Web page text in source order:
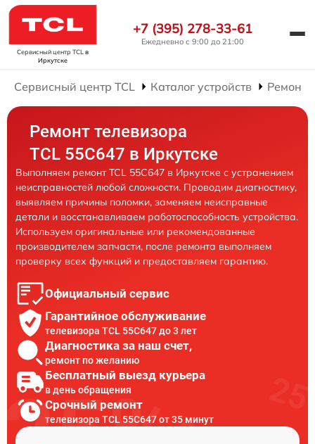
Сервисный центр TCL в
Иркутске
+7 (395) 278-33-61
Ежедневно с 9:00 до 21:00
Сервисный центр TCL Каталог устройств Ремонт
Ремонт телевизора
TCL 55C647 в Иркутске
Выполняем ремонт TCL 55C647 в Иркутске с устранением
неисправностей любой сложности. Проводим диагностику,
выявляем причины поломки, заменяем неисправные
детали и восстанавливаем работоспособность устройства.
Используем оригинальные или рекомендованные
производителем запчасти, после ремонта выполняем
проверку всех функций и предоставляем гарантию.
Официальный сервис
Гарантийное обслуживание
телевизора TCL 55C647 до 3 лет
Диагностика за наш счет,
ремонт по желанию
Бесплатный выезд курьера
в день обращения
Срочный ремонт
телевизора TCL 55C647 от 35 минут